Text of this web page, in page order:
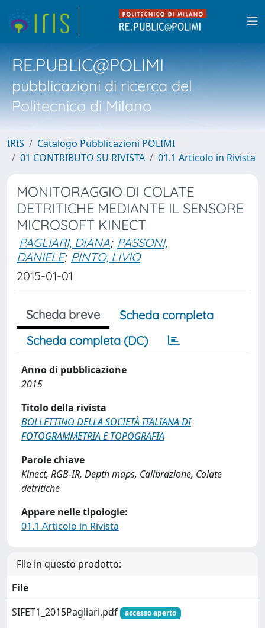
RE.PUBLIC@POLIMI
pubblicazioni di ricerca del
Politecnico di Milano
IRIS
Catalogo Pubblicazioni POLIMI
01 CONTRIBUTO SU RIVISTA
01.1 Articolo in Rivista
MONITORAGGIO DI COLATE
DETRITICHE MEDIANTE IL SENSORE
MICROSOFT KINECT
PAGLIARI, DIANA; PASSONI,
DANIELE; PINTO, LIVIO
2015-01-01
Scheda breve
Scheda completa
Scheda completa (DC)
Anno di pubblicazione
2015
Titolo della rivista
BOLLETTINO DELLA SOCIETÀ ITALIANA DI
FOTOGRAMMETRIA E TOPOGRAFIA
Parole chiave
Kinect, RGB-IR, Depth maps, Calibrazione, Colate
detritiche
Appare nelle tipologie:
01.1 Articolo in Rivista
File in questo prodotto:
File
SIFET1_2015Pagliari.pdf
accesso aperto